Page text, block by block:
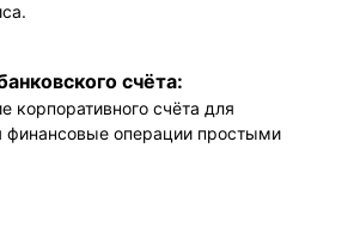
счёта:
корпоративного счёта для
финансовые операции простыми